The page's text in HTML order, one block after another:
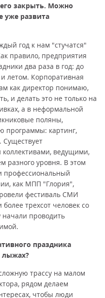
его закрыть. Можно
уже развита
год к нам "стучатся"
правило, предприятия
два раза в год: до
летом. Корпоративная
как директор понимаю,
и делать это не только на
а в неформальной
поляны,
программы: картинг,
Существует
коллективами, ведущими,
разного уровня. В этом
профессиональный
как МПП "Глория",
фестиваль СМИ
трехсот человек со
начали проводить
праздника
лыжах?
трассу на малом
рядом делаем
чтобы люди